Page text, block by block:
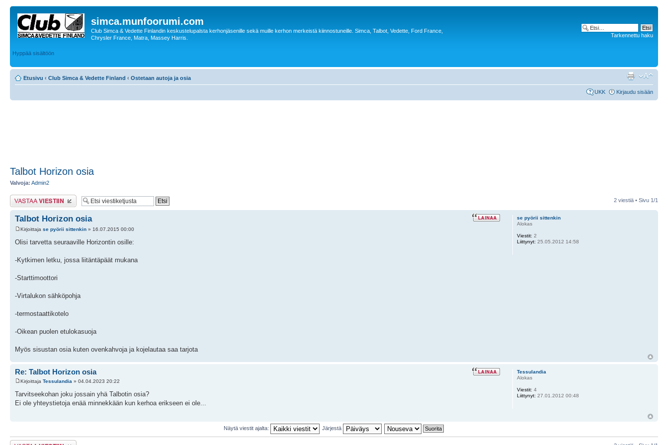
simca.munfoorumi.com
Club Simca & Vedette Finlandin keskustelupalsta kerhonjäsenille sekä muille kerhon merkeistä kiinnostuneille. Simca, Talbot, Vedette, Ford France,
Chrysler France, Matra, Massey Harris.
Hyppää sisältöön
Tarkennettu haku
Etusivu ‹ Club Simca & Vedette Finland ‹ Ostetaan autoja ja osia
UKK Kirjaudu sisään
Talbot Horizon osia
Valvoja: Admin2
Lähetä vastaus 2 viestiä • Sivu 1/1
Talbot Horizon osia
Kirjoittaja se pyörii sittenkin » 16.07.2015 00:00
Olisi tarvetta seuraaville Horizontin osille:
-Kytkimen letku, jossa liitäntäpäät mukana
-Starttimoottori
-Virtalukon sähköpohja
-termostaattikotelo
-Oikean puolen etulokasuoja
Myös sisustan osia kuten ovenkahvoja ja kojelautaa saa tarjota
se pyörii sittenkin
Alokas
Viestit: 2
Liittynyt: 25.05.2012 14:58
Re: Talbot Horizon osia
Kirjoittaja Tessulandia » 04.04.2023 20:22
Tarvitseekohan joku jossain yhä Talbotin osia?
Ei ole yhteystietoja enää minnekkään kun kerhoa erikseen ei ole...
Tessulandia
Alokas
Viestit: 4
Liittynyt: 27.01.2012 00:48
Näytä viestit ajalta: Järjestä
Lähetä vastaus